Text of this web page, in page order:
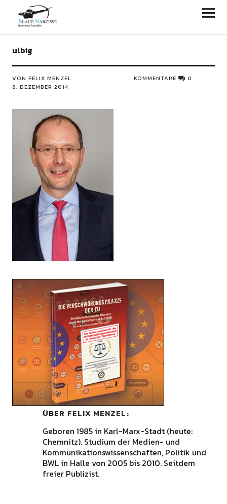
Blaue Narzisse
ulbig
VON FELIX MENZEL
8. DEZEMBER 2014
KOMMENTARE 0
ÜBER FELIX MENZEL
Geboren 1985 in Karl-Marx-Stadt (heute:
Chemnitz). Studium der Medien- und
Kommunikationswissenschaften, Politik und
BWL in Halle von 2005 bis 2010. Seitdem
freier Publizist.